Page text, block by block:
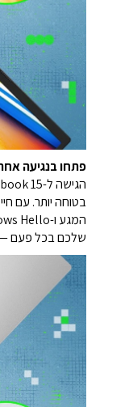
פתחו בנגיעה
בטוחה יותר. עם
שלכם בכל פעם —